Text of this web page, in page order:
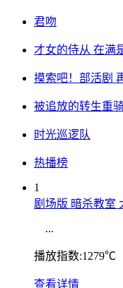
君吻
才女的侍从 在满
摸索吧！部活剧
被追放的转生重
时光巡逻队
热播榜
1
剧场版 暗杀教室
...
播放指数:1279℃
查看详情